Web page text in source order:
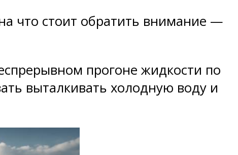
что стоит обратить внимание —
прогоне жидкости по
выталкивать холодную воду и